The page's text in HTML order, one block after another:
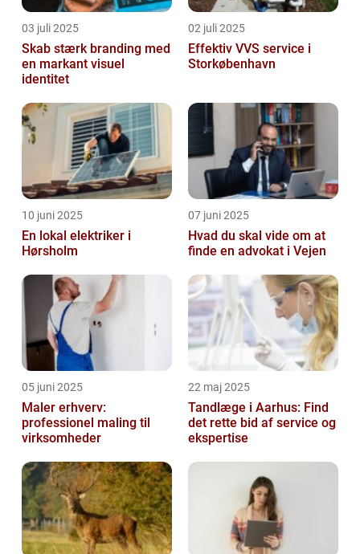
03 juli 2025
Skab stærk branding med
en markant visuel
identitet
02 juli 2025
Effektiv VVS service i
Storkøbenhavn
10 juni 2025
En lokal elektriker i
Hørsholm
07 juni 2025
Hvad du skal vide om at
finde en advokat i Vejen
05 juni 2025
Maler erhverv:
professionel maling til
virksomheder
22 maj 2025
Tandlæge i Aarhus: Find
det rette bid af service og
ekspertise